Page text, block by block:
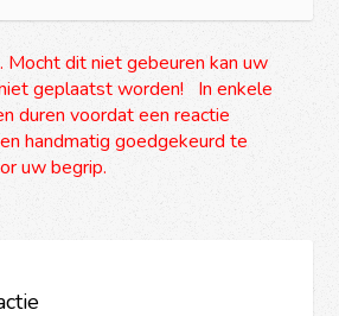
Mocht dit niet gebeuren kan uw
geplaatst worden! In enkele
duren voordat een reactie
handmatig goedgekeurd te
uw begrip.